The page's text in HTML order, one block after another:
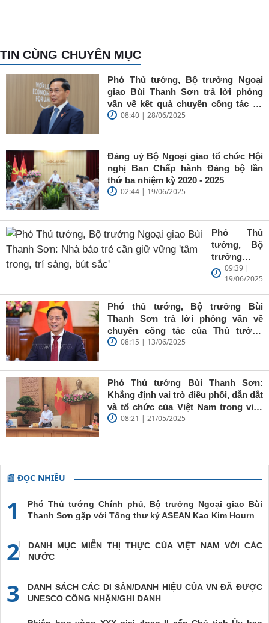
TIN CÙNG CHUYÊN MỤC
Phó Thủ tướng, Bộ trưởng Ngoại
giao Bùi Thanh Sơn trả lời phỏng
vấn về kết quả chuyến công tác tại
Trung Quốc của Thủ tướng Chính
08:40 | 28/06/2025
Đảng uỷ Bộ Ngoại giao tổ chức Hội
nghị Ban Chấp hành Đảng bộ lần
thứ ba nhiệm kỳ 2020 - 2025
02:44 | 19/06/2025
Phó Thủ
tướng, Bộ
trưởng
Ngoại giao
Bùi Thanh
Sơn: Nhà
báo trẻ cần
giữ vững
'tâm trong,
09:39 |
19/06/2025
Phó thủ tướng, Bộ trưởng Bùi
Thanh Sơn trả lời phỏng vấn về
chuyến công tác của Thủ tướng
Chính phủ đến Estonia, Pháp và
08:15 | 13/06/2025
Phó Thủ tướng Bùi Thanh Sơn:
Khẳng định vai trò điều phối, dẫn dắt
và tổ chức của Việt Nam trong việc
đề cao chủ nghĩa đa phương, đoàn
08:21 | 21/05/2025
📰 ĐỌC NHIỀU
1
Phó Thủ tướng Chính phủ, Bộ trưởng Ngoại giao Bùi
Thanh Sơn gặp với Tổng thư ký ASEAN Kao Kim Hourn
2
DANH MỤC MIỄN THỊ THỰC CỦA VIỆT NAM VỚI CÁC
NƯỚC
3
DANH SÁCH CÁC DI SẢN/DANH HIỆU CỦA VN ĐÃ ĐƯỢC
UNESCO CÔNG NHẬN/GHI DANH